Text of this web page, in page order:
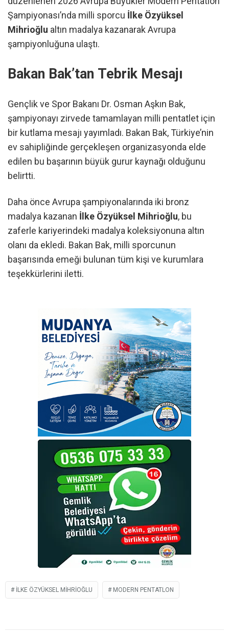
Şampiyonası’nda milli sporcu İlke Özyüksel
Mihrioğlu altın madalya kazanarak Avrupa
şampiyonluğuna ulaştı.
Bakan Bak’tan Tebrik Mesajı
Gençlik ve Spor Bakanı Dr. Osman Aşkın Bak,
şampiyonayı zirvede tamamlayan milli pentatlet için
bir kutlama mesajı yayımladı. Bakan Bak, Türkiye’nin
ev sahipliğinde gerçekleşen organizasyonda elde
edilen bu başarının büyük gurur kaynağı olduğunu
belirtti.
Daha önce Avrupa şampiyonalarında iki bronz
madalya kazanan İlke Özyüksel Mihrioğlu, bu
zaferle kariyerindeki madalya koleksiyonuna altın
olanı da ekledi. Bakan Bak, milli sporcunun
başarısında emeği bulunan tüm kişi ve kurumlara
teşekkürlerini iletti.
İLKE ÖZYÜKSEL MIHRIOĞLU MODERN PENTATLON